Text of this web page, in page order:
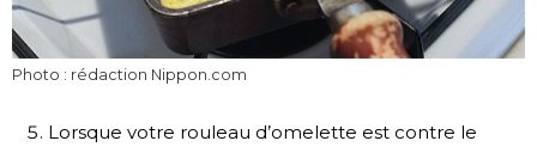
Photo : rédaction Nippon.com
Lorsque votre rouleau d’omelette est contre le